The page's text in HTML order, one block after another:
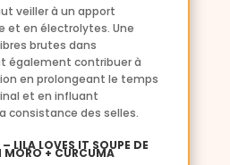
veiller à un apport
et en électrolytes. Une
brutes dans
également contribuer à
en prolongeant le temps
et en influant
consistance des selles.
LOVES IT SOUPE DE
MORO + CURCUMA